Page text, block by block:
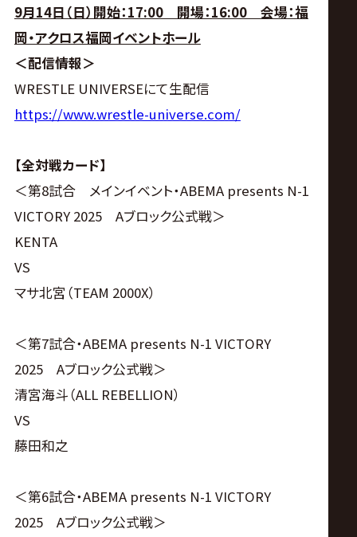
9月14日（日）開始：17:00 開場：16:00 会場：福
岡・アクロス福岡イベントホール
＜配信情報＞
WRESTLE UNIVERSEにて生配信
https://www.wrestle-universe.com/
【全対戦カード】
＜第8試合 メインイベント・ABEMA presents N-1
VICTORY 2025 Aブロック公式戦＞
KENTA
VS
マサ北宮（TEAM 2000X）
＜第7試合・ABEMA presents N-1 VICTORY
2025 Aブロック公式戦＞
清宮海斗（ALL REBELLION）
VS
藤田和之
＜第6試合・ABEMA presents N-1 VICTORY
2025 Aブロック公式戦＞